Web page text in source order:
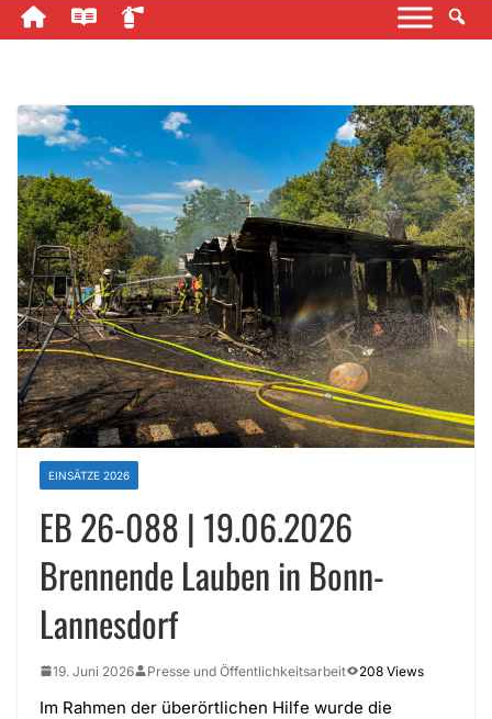
EINSÄTZE 2026
EB 26-088 | 19.06.2026
Brennende Lauben in Bonn-
Lannesdorf
19. Juni 2026 Presse und Öffentlichkeitsarbeit 208 Views
Im Rahmen der überörtlichen Hilfe wurde die